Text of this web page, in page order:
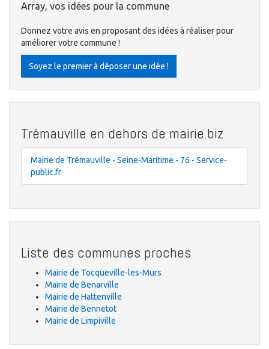
Array, vos idées pour la commune
Donnez votre avis en proposant des idées à réaliser pour
améliorer votre commune !
Soyez le premier à déposer une idée !
Trémauville en dehors de mairie.biz
Mairie de Trémauville - Seine-Maritime - 76 - Service-
public.fr
Liste des communes proches
Mairie de Tocqueville-les-Murs
Mairie de Benarville
Mairie de Hattenville
Mairie de Bennetot
Mairie de Limpiville